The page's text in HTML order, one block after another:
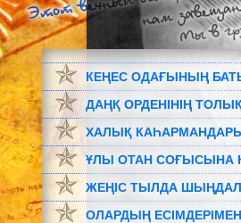
КЕҢЕС ОДАҒЫНЫҢ
ДАҢҚ ОРДЕНІНІҢ
ХАЛЫҚ
ҰЛЫ ОТАН СОҒЫСЫНА
ЖЕҢІС ТЫЛДА
ОЛАРДЫҢ